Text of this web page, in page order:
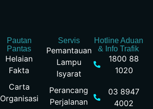
Pautan
Pantas
Helaian
Fakta
Carta
Organisasi
Servis
Pemantauan
Lampu
Isyarat
Perancang
Perjalanan
Hotline Aduan
& Info Trafik
1800 88
1020
03 8947
4002